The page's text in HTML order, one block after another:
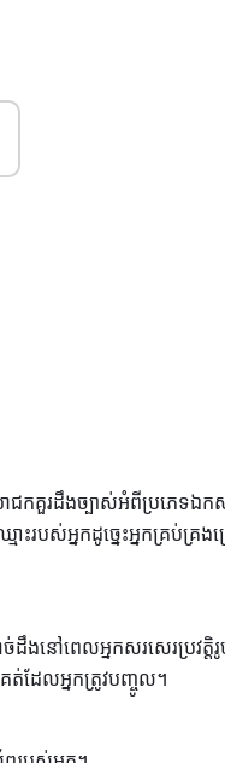
កគួរដឹងច្បាស់អំពីប្រភេទឯកស
ះរបស់អ្នកដូច្នេះអ្នកគ្រប់គ្រ
នៅពេលអ្នកសរសេរប្រវត្តិរូ
ត់ដែលអ្នកត្រូវបញ្ចូល។